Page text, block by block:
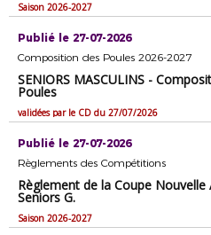
Saison 2026-2027
Publié le 27-07-2026
Composition des Poules 2026-2027
SENIORS MASCULINS -
Poules
validées par le CD du 27/07/2026
Publié le 27-07-2026
Règlements des Compétitions
Règlement de la Coupe Nouvelle
Seniors G.
Saison 2026-2027